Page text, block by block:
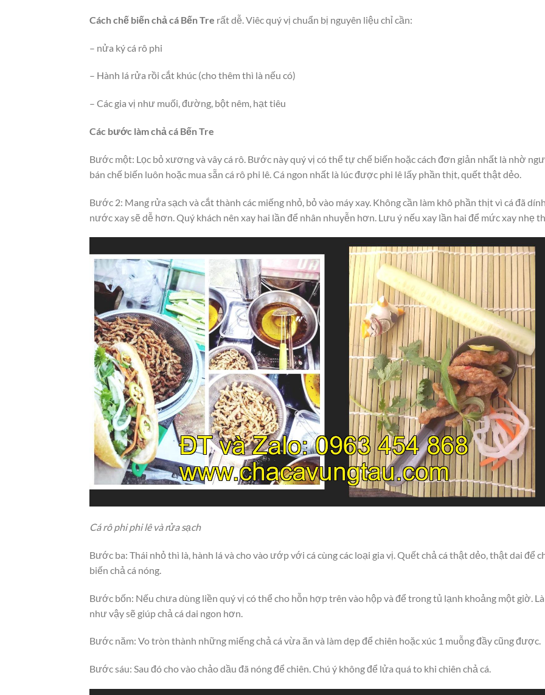
Cách chế biến chả cá Bến Tre rất dễ. Viêc quý vị chuẩn bị nguyên liệu chỉ cần:
– nửa ký cá rô phi
– Hành lá rửa rồi cắt khúc (cho thêm thì là nếu có)
– Các gia vị như muối, đường, bột nêm, hạt tiêu
Các bước làm chả cá Bến Tre
Bước một: Lọc bỏ xương và vây cá rô. Bước này quý vị có thể tự chế biến hoặc cách đơn giản nhất là nhờ
bán chế biến luôn hoặc mua sẵn cá rô phi lê. Cá ngon nhất là lúc được phi lê lấy phần thịt, quết thật dẻo.
Bước 2: Mang rửa sạch và cắt thành các miếng nhỏ, bỏ vào máy xay. Không cần làm khô phần thịt vì cá đã
nước xay sẽ dễ hơn. Quý khách nên xay hai lần để nhân nhuyễn hơn. Lưu ý nếu xay lần hai để mức xay nhẹ
Cá rô phi phi lê và rửa sạch
Bước ba: Thái nhỏ thì là, hành lá và cho vào ướp với cá cùng các loại gia vị. Quết chả cá thật dẻo, thật dai để
biến chả cá nóng.
Bước bốn: Nếu chưa dùng liền quý vị có thể cho hỗn hợp trên vào hộp và để trong tủ lạnh khoảng một giờ.
như vậy sẽ giúp chả cá dai ngon hơn.
Bước năm: Vo tròn thành những miếng chả cá vừa ăn và làm dẹp để chiên hoặc xúc 1 muỗng đầy cũng được.
Bước sáu: Sau đó cho vào chảo dầu đã nóng để chiên. Chú ý không để lửa quá to khi chiên chả cá.